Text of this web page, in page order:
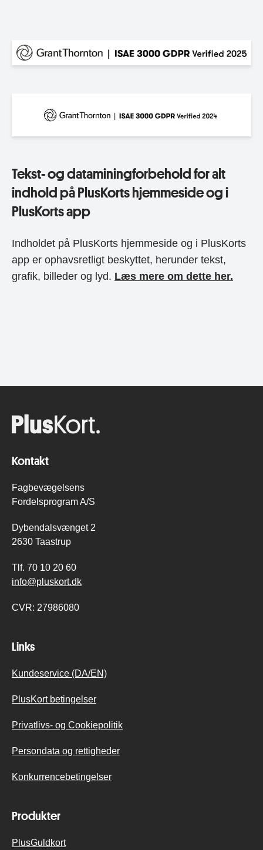
Tekst- og dataminingforbehold for alt
indhold på PlusKorts hjemmeside og i
PlusKorts app
Indholdet på PlusKorts hjemmeside og i PlusKorts
app er ophavsretligt beskyttet, herunder tekst,
grafik, billeder og lyd. Læs mere om dette her.
Kontakt
Fagbevægelsens
Fordelsprogram A/S
Dybendalsvænget 2
2630 Taastrup
Tlf. 70 10 20 60
info@pluskort.dk
CVR: 27986080
Links
Kundeservice (DA/EN)
PlusKort betingelser
Privatlivs- og Cookiepolitik
Persondata og rettigheder
Konkurrencebetingelser
Produkter
PlusGuldkort